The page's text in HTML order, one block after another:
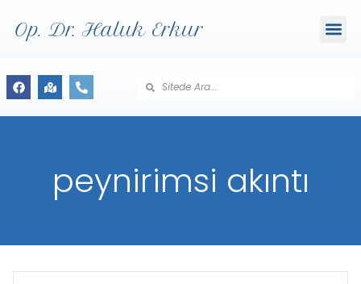
Op. Dr. Haluk Erkur
peynirimsi akıntı